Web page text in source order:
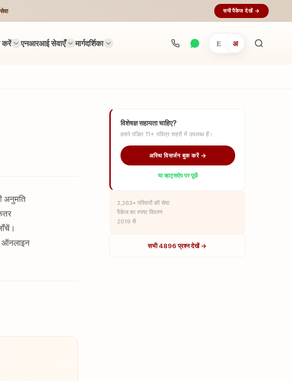
सभी पैकेज देखें →
करें एनआरआई सेवाएँ मार्गदर्शिका E अ
अनुष्ठान
अनुमति
ऑनलाइन
विशेषज्ञ सहायता चाहिए?
हमारे पंडित 11+ पवित्र शहरों में उपलब्ध हैं।
अस्थि विसर्जन बुक करें →
या व्हाट्सऐप पर पूछें
2,263+ परिवारों की सेवा
पैकेज का स्पष्ट विवरण
2019 से
सभी 4896 प्रश्न देखें →